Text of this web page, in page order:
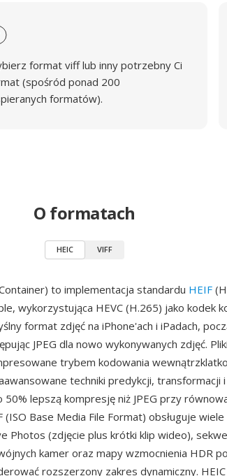
format viff lub inny potrzebny Ci
(spośród ponad 200
formatów).
O formatach
HEIC VIFF
to implementacja standardu HEIF
wykorzystująca HEVC (H.265) jako kodek
format zdjęć na iPhone'ach i iPadach,
JPEG dla nowo wykonywanych zdjęć.
trybem kodowania
techniki predykcji, transformacji
lepszą kompresję niż JPEG przy
(ISO Base Media File Format) obsługuje
Photos (zdjęcie plus krótki klip wideo),
kamer oraz mapy wzmocnienia HDR
rozszerzony zakres dynamiczny.